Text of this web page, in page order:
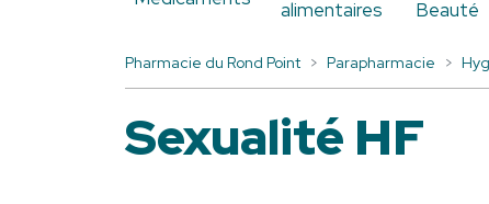
alimentaires
Beauté
Pharmacie du Rond Point Parapharmacie
Sexualité HF